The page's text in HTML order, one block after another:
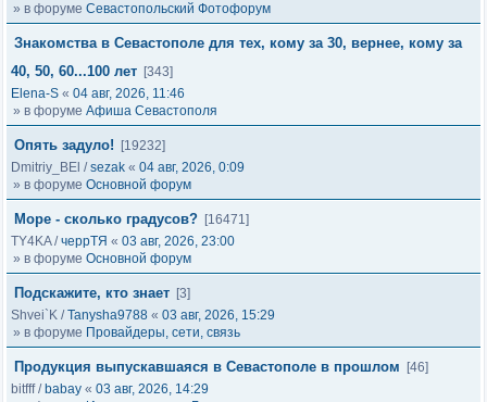
» в форуме Севастопольский Фотофорум
Знакомства в Севастополе для тех, кому за 30, вернее, кому за
40, 50, 60...100 лет [343]
Elena-S « 04 авг, 2026, 11:46
» в форуме Афиша Севастополя
Опять задуло!
[19232]
Dmitriy_BEl /sezak « 04 авг, 2026, 0:09
» в форуме Основной форум
Море - сколько градусов? [16471]
TY4KA/черрТЯ « 03 авг, 2026, 23:00
» в форуме Основной форум
Подскажите, кто знает [3]
Shvei`K /Tanysha9788 « 03 авг, 2026, 15:29
» в форуме Провайдеры, сети, связь
Продукция выпускавшаяся в Севастополе в прошлом
[46]
bitfff/ babay « 03 авг, 2026, 14:29